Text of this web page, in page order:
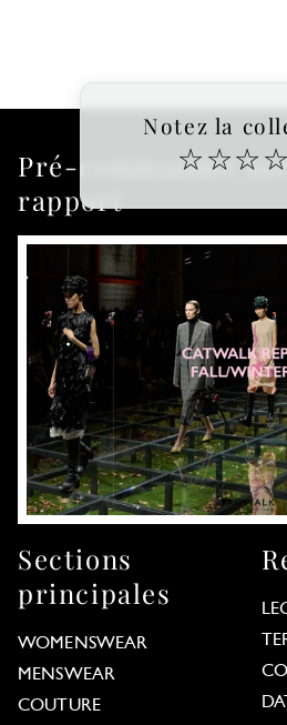
Notez la
☆ ☆☆ ☆
Pré-commander
rapport
Sections
principales
WOMENSWEAR
MENSWEAR
COUTURE